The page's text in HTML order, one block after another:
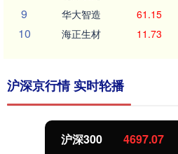
9 华大智造 61.15
10 海正生材 11.73
沪深京行情 实时轮播
4697.07 2.63 0.06%